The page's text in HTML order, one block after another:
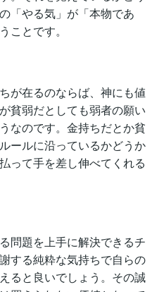
「やる気」が「本物であ
ことです。
が在るのならば、神にも値
貧弱だとしても弱者の願い
なのです。金持ちだとか貧
ールに沿っているかどうか
って手を差し伸べてくれる
問題を上手に解決できるチ
する純粋な気持ちで自らの
ると良いでしょう。その誠